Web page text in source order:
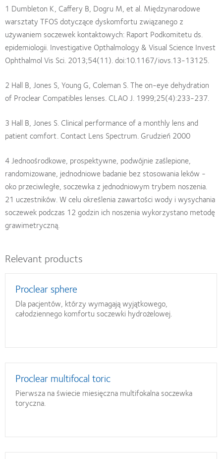
1 Dumbleton K, Caffery B, Dogru M, et al. Międzynarodowe
warsztaty TFOS dotyczące dyskomfortu związanego z
używaniem soczewek kontaktowych: Raport Podkomitetu ds.
epidemiologii. Investigative Opthalmology & Visual Science Invest
Ophthalmol Vis Sci. 2013;54(11). doi:10.1167/iovs.13-13125.
2 Hall B, Jones S, Young G, Coleman S. The on-eye dehydration
of Proclear Compatibles lenses. CLAO J. 1999;25(4):233-237.
3 Hall B, Jones S. Clinical performance of a monthly lens and
patient comfort. Contact Lens Spectrum. Grudzień 2000
4 Jednoośrodkowe, prospektywne, podwójnie zaślepione,
randomizowane, jednodniowe badanie bez stosowania leków -
oko przeciwległe, soczewka z jednodniowym trybem noszenia.
21 uczestników. W celu określenia zawartości wody i wysychania
soczewek podczas 12 godzin ich noszenia wykorzystano metodę
grawimetryczną.
Relevant products
Proclear sphere
Dla pacjentów, którzy wymagają wyjątkowego,
całodziennego komfortu soczewki hydrożelowej.
Proclear multifocal toric
Pierwsza na świecie miesięczna multifokalna soczewka
toryczna.